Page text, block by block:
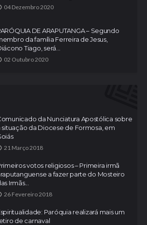
04 Dezembro 2020
DE ARAPUTANGA – Segundo
da família Ferreira de Jesus,
Tiago, será...
02 Outubro 2020
da Nunciatura Apostólica sobre
situação da Diocese de Formosa, em
21 Março 2018
votos religiosos – Primeira irmã
a fazer parte do Mosteiro
Irmãs...
26 Fevereiro 2018
Paróquia realizará mais um
de carnaval